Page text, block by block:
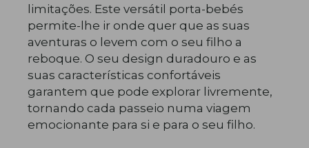
limitações. Este versátil porta-bebés
permite-lhe ir onde quer que as suas
aventuras o levem com o seu filho a
reboque. O seu design duradouro e as
suas características confortáveis
garantem que pode explorar livremente,
tornando cada passeio numa viagem
emocionante para si e para o seu filho.